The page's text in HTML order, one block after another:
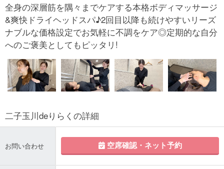
全身の深層筋を隅々までケアする本格ボディマッサージ
&爽快ドライヘッドスパ♪2回目以降も続けやすいリーズ
ナブルな価格設定でお気軽に不調をケア◎定期的な自分
へのご褒美としてもピッタリ!
二子玉川deりらくの詳細
お問い合わせ 空席確認・ネット予約